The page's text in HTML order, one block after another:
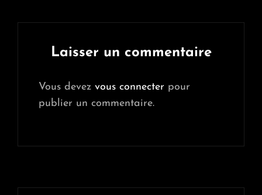
Laisser un commentaire
Vous devez vous connecter pour
publier un commentaire.